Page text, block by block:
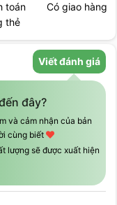
toán
thẻ
Có giao hàng
Viết đánh giá
đây?
và cảm nhận của bản
cùng biết
lượng sẽ được xuất hiện